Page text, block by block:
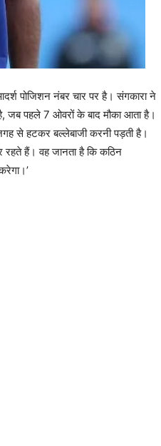
पोजिशन नंबर चार पर है। संगकारा ने
पहले 7 ओवरों के बाद मौका आता है।
से हटकर बल्लेबाजी करनी पड़ती है।
हैं। वह जानता है कि कठिन